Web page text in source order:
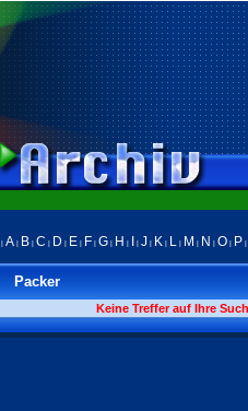
A B C D E F G H J K L M N O P
Packer
Keine Treffer auf Ihre